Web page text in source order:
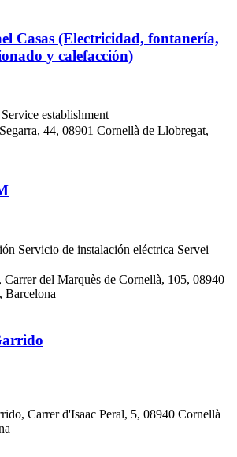
Casas (Electricidad, fontanería,
y calefacción)
Service establishment
44, 08901 Cornellà de Llobregat,
Servicio de instalación eléctrica Servei
del Marquès de Cornellà, 105, 08940
Barcelona
Carrer d'Isaac Peral, 5, 08940 Cornellà